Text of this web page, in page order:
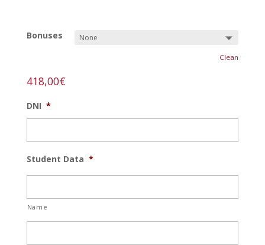
Bonuses
Clean
418,00€
DNI *
Student Data *
Name